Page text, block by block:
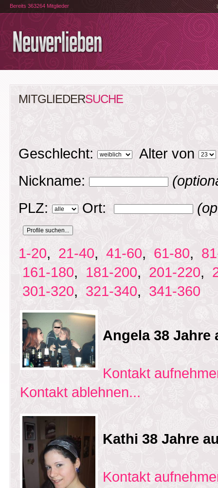
Bereits 363264 Mitglieder
MITGLIEDERSUCHE
Geschlecht: Alter von
Nickname:
PLZ:
Ort:
1-20, 21-40, 41-60, 61-80,
161-180, 181-200, 201-220,
301-320, 321-340, 341-360
Angela 38 Jahre
Kontakt
Kontakt ablehnen...
Kathi 38 Jahre
Kontakt